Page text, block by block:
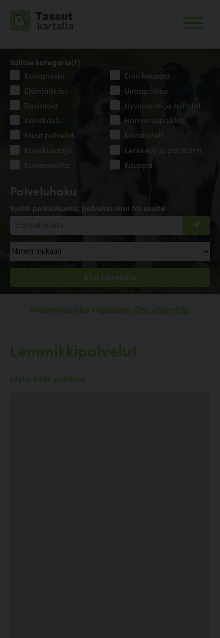
Palveluhaku
Syötä paikkakunta, palvelun nimi tai osoite
Valitse kategoria(t)
Koirapuisto
Eläinkauppa
Eläinlääkäri
Uimapaikka
Ravintola
Hyvinvointi ja hoitolat
Koirakoulu
Harrastuspaikka
Muut palvelut
Koirahotelli
Koirakuvaaja
Lenkkeily ja patikointi
Koirasovellus
Kauppa
Mainospaikka vapaana! Ota yhteyttä.
Lemmikkipalvelut
Löytyi 2494 palvelua